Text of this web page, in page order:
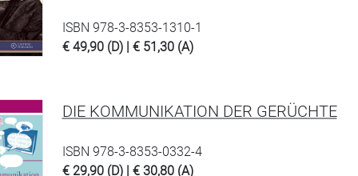
ISBN 978-3-8353-1310-1
€ 49,90 (D) | € 51,30 (A)
DIE KOMMUNIKATION DER GERÜCHTE
ISBN 978-3-8353-0332-4
€ 29,90 (D) | € 30,80 (A)